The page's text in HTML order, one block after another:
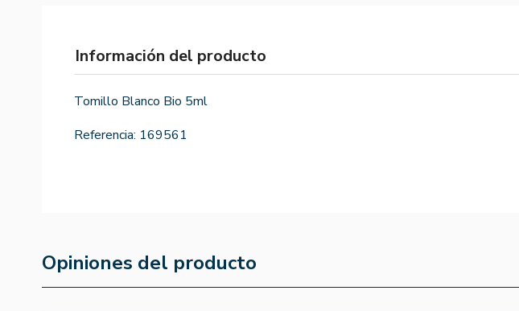
Información del producto
Tomillo Blanco Bio 5ml
Referencia: 169561
Opiniones del producto